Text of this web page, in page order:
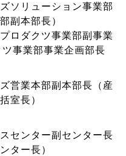
ソリューション事業部
副本部長）
ロダクツ事業部副事業
事業部事業企画部長
営業本部副本部長（産
室長）
センター副センター長
ター長）